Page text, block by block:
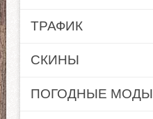
ТРАФИК
СКИНЫ
ПОГОДНЫЕ МОДЫ